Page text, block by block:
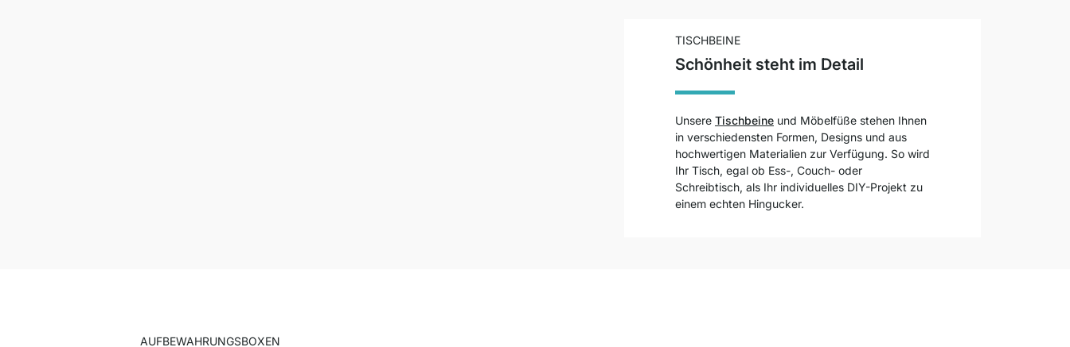
TISCHBEINE
Schönheit steht im Detail
Unsere Tischbeine und Möbelfüße stehen Ihnen
in verschiedensten Formen, Designs und aus
hochwertigen Materialien zur Verfügung. So wird
Ihr Tisch, egal ob Ess-, Couch- oder
Schreibtisch, als Ihr individuelles DIY-Projekt zu
einem echten Hingucker.
AUFBEWAHRUNGSBOXEN